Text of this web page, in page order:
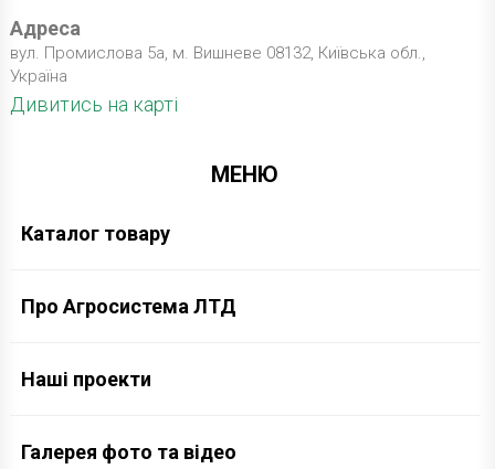
Адреса
вул. Промислова 5а, м. Вишневе 08132, Київська обл.,
Україна
Дивитись на карті
МЕНЮ
Каталог товару
Про Агросистема ЛТД
Наші проекти
Галерея фото та відео